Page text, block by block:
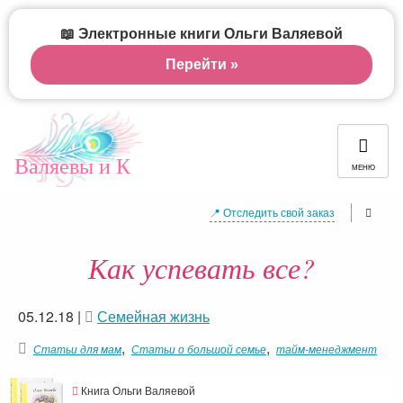
Валяевы и К МЕНЮ
📍 Отследить свой заказ
Как успевать все?
05.12.18 | Семейная жизнь
Статьи для мам, Статьи о большой семье, тайм-менеджмент
Книга Ольги Валяевой
📖 Электронные книги Ольги Валяевой
Перейти »